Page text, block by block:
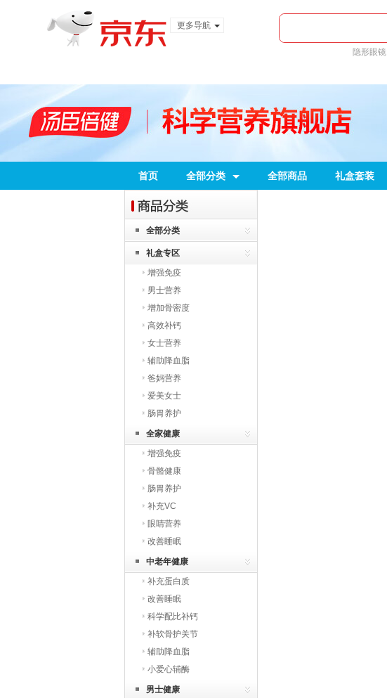
更多导航
隐形眼镜
首页 全部分类 全部商品 礼盒套装
全部分类
礼盒专区
增强免疫
男士营养
增加骨密度
高效补钙
女士营养
辅助降血脂
爸妈营养
爱美女士
肠胃养护
全家健康
增强免疫
骨骼健康
肠胃养护
补充VC
眼睛营养
改善睡眠
中老年健康
补充蛋白质
改善睡眠
科学配比补钙
补软骨护关节
辅助降血脂
小爱心辅酶
男士健康